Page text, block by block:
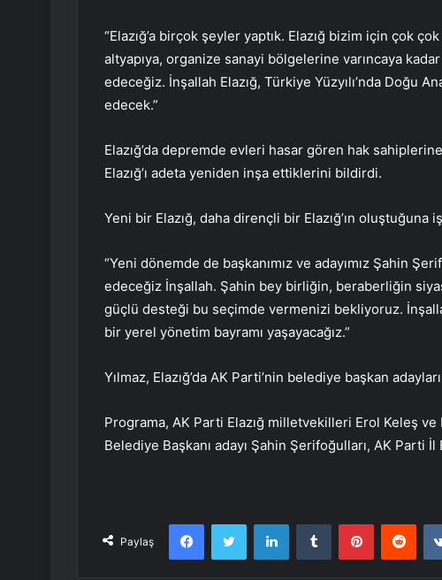
“Elazığ’a birçok şeyler yaptık. Elazığ bizim için çok
altyapıya, organize sanayi bölgelerine varıncaya
edeceğiz. İnşallah Elazığ, Türkiye Yüzyılı’nda Doğu
edecek.”
Elazığ’da depremde evleri hasar gören hak sahiplerine
Elazığ’ı adeta yeniden inşa ettiklerini bildirdi.
Yeni bir Elazığ, daha dirençli bir Elazığ’ın oluştuğuna
“Yeni dönemde de başkanımız ve adayımız Şahin
edeceğiz İnşallah. Şahin bey birliğin, beraberliğin
güçlü desteği bu seçimde vermenizi bekliyoruz.
bir yerel yönetim bayramı yaşayacağız.”
Yılmaz, Elazığ’da AK Parti’nin belediye başkan
Programa, AK Parti Elazığ milletvekilleri Erol Keleş ve
Belediye Başkanı adayı Şahin Şerifoğulları, AK Parti İl
Paylaş
FacebookTwitter LinkedInTumblr Pinterest